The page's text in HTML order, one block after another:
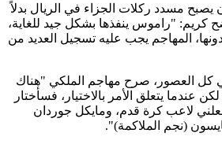
مسدد ركلات الجزاء في الريال بدلاً
"راموس ينفذها بشكل جيد للغاية،
المهاجم يجب عليه تسجيل العديد من
في كل العصور، صرح مهاجم الملكي "هناك
عندما يتعلق الأمر بالاختيار، فسأختار
لاعب كرة قدم، ومايكل جوردان
(نجم الملاكمة)".